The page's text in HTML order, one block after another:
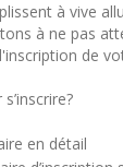
à vive
à ne pas
de
en détail